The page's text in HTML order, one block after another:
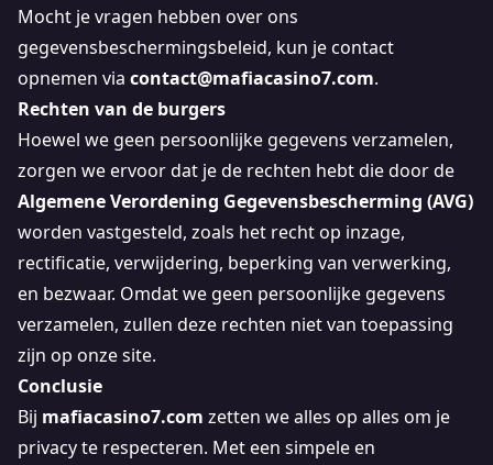
Mocht je vragen hebben over ons
gegevensbeschermingsbeleid, kun je contact
opnemen via contact@mafiacasino7.com.
Rechten van de burgers
Hoewel we geen persoonlijke gegevens verzamelen,
zorgen we ervoor dat je de rechten hebt die door de
Algemene Verordening Gegevensbescherming (AVG)
worden vastgesteld, zoals het recht op inzage,
rectificatie, verwijdering, beperking van verwerking,
en bezwaar. Omdat we geen persoonlijke gegevens
verzamelen, zullen deze rechten niet van toepassing
zijn op onze site.
Conclusie
Bij mafiacasino7.com zetten we alles op alles om je
privacy te respecteren. Met een simpele en